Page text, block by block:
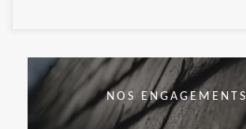
NOS ENGAGEMENTS